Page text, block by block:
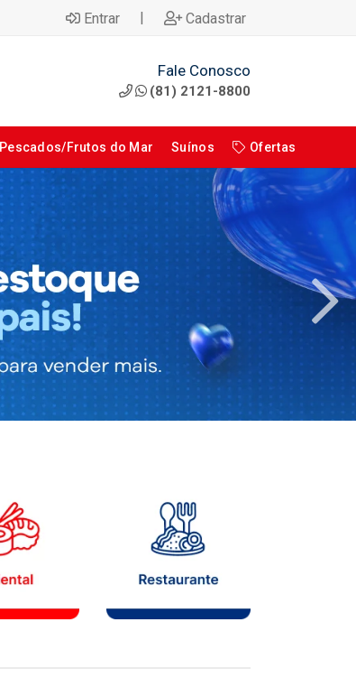
Entrar | Cadastrar
Fale Conosco
(81) 2121-8800
Pescados/Frutos do Mar Suínos Ofertas